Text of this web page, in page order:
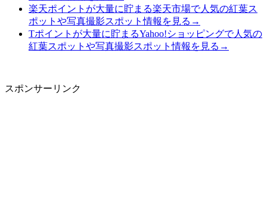
楽天ポイントが大量に貯まる楽天市場で人気の紅葉ス
ポットや写真撮影スポット情報を見る→
Tポイントが大量に貯まるYahoo!ショッピングで人気の
紅葉スポットや写真撮影スポット情報を見る→
スポンサーリンク